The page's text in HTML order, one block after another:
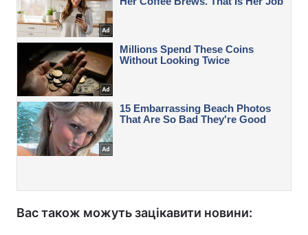
Вас також можуть зацікавити новини: